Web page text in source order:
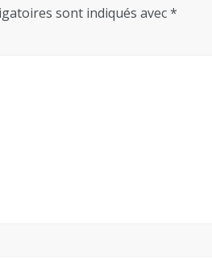
sont indiqués avec*